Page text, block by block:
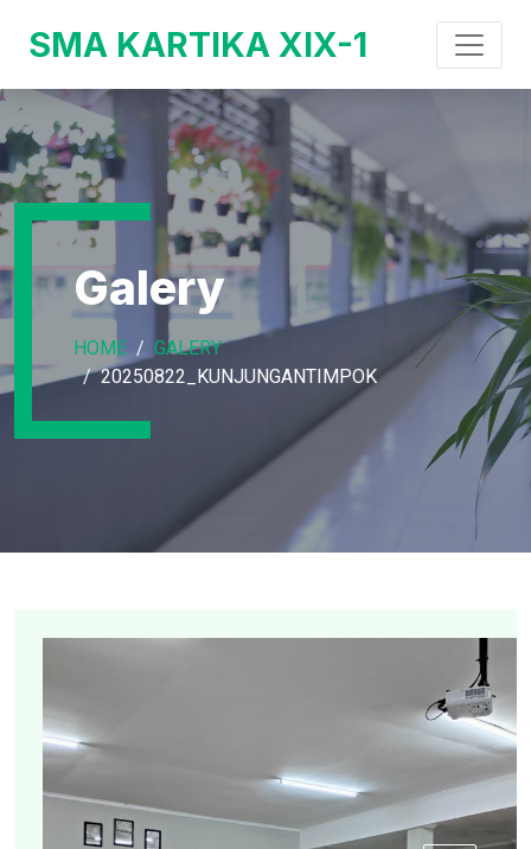
SMA KARTIKA XIX-1
Galery
HOME
GALERY
20250822_KUNJUNGANTIMPOK